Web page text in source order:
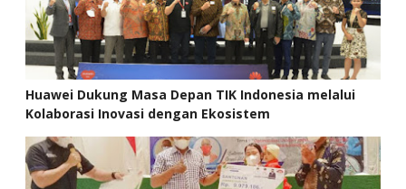
Huawei Dukung Masa Depan TIK Indonesia melalui
Kolaborasi Inovasi dengan Ekosistem